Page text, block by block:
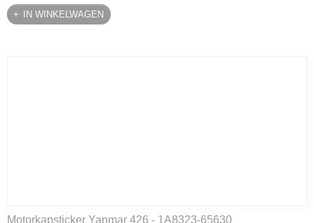
IN WINKELWAGEN
Motorkapsticker Yanmar 426 - 1A8323-65630